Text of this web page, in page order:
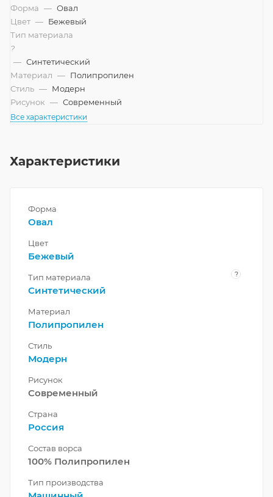
Форма — Овал
Цвет — Бежевый
Тип материала
?
— Синтетический
Материал — Полипропилен
Стиль — Модерн
Рисунок — Современный
Все характеристики
Характеристики
Форма
Овал
Цвет
Бежевый
Тип материала ?
Синтетический
Материал
Полипропилен
Стиль
Модерн
Рисунок
Современный
Страна
Россия
Состав ворса
100% Полипропилен
Тип производства